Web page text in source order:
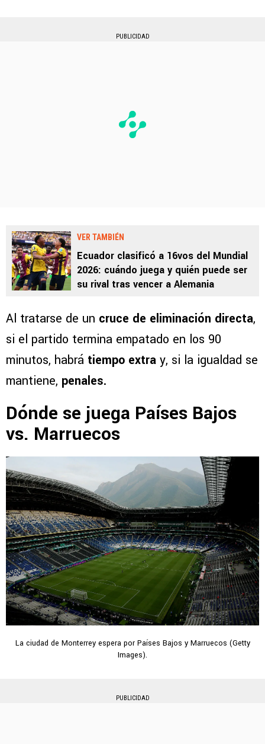
PUBLICIDAD
VER TAMBIÉN
Ecuador clasificó a 16vos del Mundial
2026: cuándo juega y quién puede ser
su rival tras vencer a Alemania
Al tratarse de un cruce de eliminación directa,
si el partido termina empatado en los 90
minutos, habrá tiempo extra y, si la igualdad se
mantiene, penales.
Dónde se juega Países Bajos
vs. Marruecos
La ciudad de Monterrey espera por Países Bajos y Marruecos (Getty
Images).
PUBLICIDAD